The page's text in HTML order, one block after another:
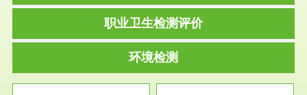
职业卫生检测评价
环境检测